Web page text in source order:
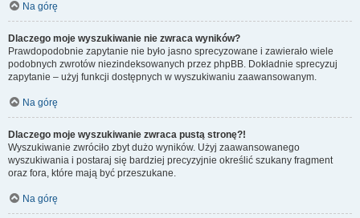
Na górę
Dlaczego moje wyszukiwanie nie zwraca wyników?
Prawdopodobnie zapytanie nie było jasno sprecyzowane i zawierało wiele
podobnych zwrotów niezindeksowanych przez phpBB. Dokładnie sprecyzuj
zapytanie – użyj funkcji dostępnych w wyszukiwaniu zaawansowanym.
Na górę
Dlaczego moje wyszukiwanie zwraca pustą stronę?!
Wyszukiwanie zwróciło zbyt dużo wyników. Użyj zaawansowanego
wyszukiwania i postaraj się bardziej precyzyjnie określić szukany fragment
oraz fora, które mają być przeszukane.
Na górę